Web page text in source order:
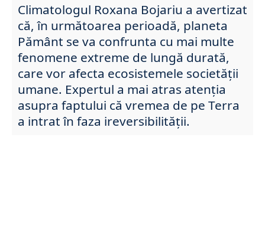
Climatologul Roxana Bojariu a avertizat
că, în următoarea perioadă, planeta
Pământ se va confrunta cu mai multe
fenomene extreme de lungă durată,
care vor afecta ecosistemele societății
umane. Expertul a mai atras atenția
asupra faptului că vremea de pe Terra
a intrat în faza ireversibilității.